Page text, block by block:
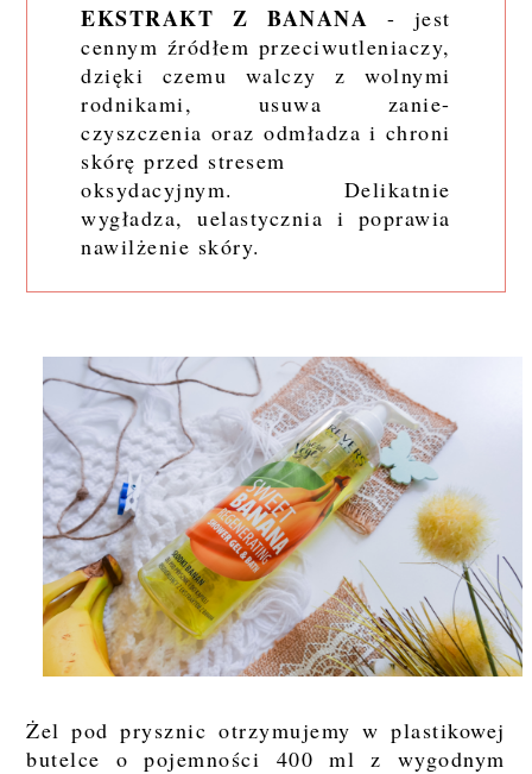
EKSTRAKT Z BANANA - jest
cennym źródłem przeciwutleniaczy,
dzięki czemu walczy z wolnymi
rodnikami, usuwa zanie-
czyszczenia oraz odmładza i chroni
skórę przed stresem
oksydacyjnym. Delikatnie
wygładza, uelastycznia i poprawia
nawilżenie skóry.
Żel pod prysznic otrzymujemy w plastikowej
butelce o pojemności 400 ml z wygodnym